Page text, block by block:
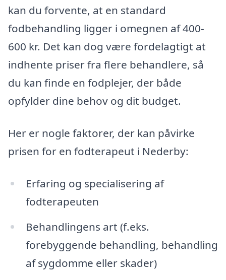
kan du forvente, at en standard
fodbehandling ligger i omegnen af 400-
600 kr. Det kan dog være fordelagtigt at
indhente priser fra flere behandlere, så
du kan finde en fodplejer, der både
opfylder dine behov og dit budget.
Her er nogle faktorer, der kan påvirke
prisen for en fodterapeut i Nederby:
Erfaring og specialisering af
fodterapeuten
Behandlingens art (f.eks.
forebyggende behandling, behandling
af sygdomme eller skader)